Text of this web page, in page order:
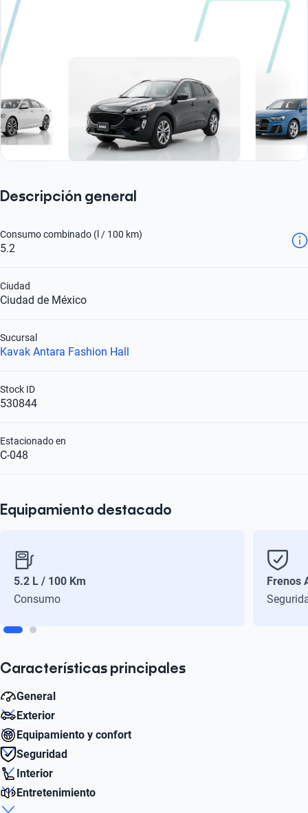
Descripción general
5.2
Consumo combinado (l / 100 km)
Ciudad de México
Ciudad
Kavak Antara Fashion Hall
Sucursal
530844
Stock ID
C-048
Estacionado en
Equipamiento destacado
5.2 L / 100 Km
Consumo
Frenos
Características principales
General
7
860
Autonomía combinada (km)
Exterior
15
Diámetro de Rin
Número de Puertas
Equipamiento y confort
Sí
Aire acondicionado
Seguridad
Sí
Bolsas de Aire Delanteras
Interior
Entretenimiento